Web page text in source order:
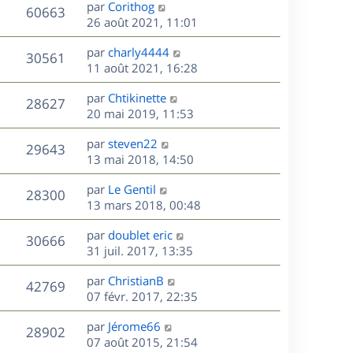
e
s
n
i
e
r
m
e
s
s
a
g
e
60663V
u
s
D
e
r
n
i
e
r
m
e
s
s
a
g
e
par Corithog
26 août 2021, 11:01
30561
u
s
D
e
r
n
i
e
r
m
e
s
s
a
g
e
par charly4444
11 août 2021, 16:28
28627V
u
e
s
D
e
r
n
i
e
r
m
e
s
s
a
g
e
par Chtikinette
20 mai 2019, 11:53
29643V
u
D
e
r
n
i
e
r
m
e
s
s
a
g
e
par steven22
13 mai 2018, 14:50
28300V
u
e
s
D
e
r
n
i
e
r
m
e
s
s
par Le Gentil
13 mars 2018, 00:48
30666V
u
s
D
e
r
n
i
e
r
m
par doublet eric
31 juil. 2017, 13:35
42769V
u
e
D
e
r
n
i
par ChristianB
07 févr. 2017, 22:35
28902V
D
e
par Jérome66
07 août 2015, 21:54